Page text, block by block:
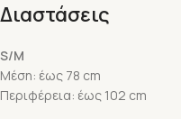
Διαστάσεις
S/M
Μέση: έως 78 cm
Περιφέρεια: έως 102 cm